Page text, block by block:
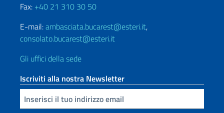
Fax: +40 21 310 30 50
E-mail:ambasciata.bucarest@esteri.it,
consolato.bucarest@esteri.it
Gli uffici della sede
Iscriviti alla nostra Newsletter
Inserisci la tua email